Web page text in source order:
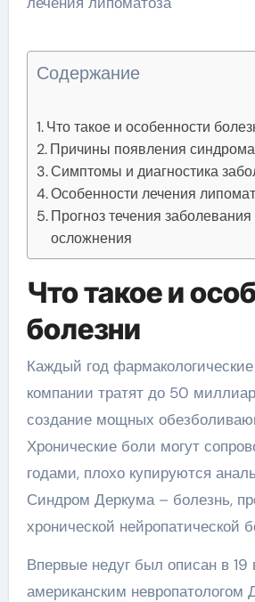
Содержание
Что такое и особенности
Причины появления синдрома
Симптомы и диагностика
Особенности лечения
Прогноз течения
осложнения
Что такое и
болезни
Каждый год фармакологические
компании тратят до 50
создание мощных
Хронические боли могут
годами, плохо купируются
Синдром Деркума – болезнь,
хронической нейропатической
Впервые недуг был описан в 19
американским невропатологом